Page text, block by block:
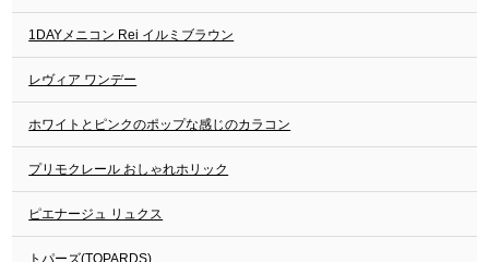
1DAYメニコン Rei イルミブラウン
レヴィア ワンデー
ホワイトとピンクのポップな感じのカラコン
プリモクレール おしゃれホリック
ピエナージュ リュクス